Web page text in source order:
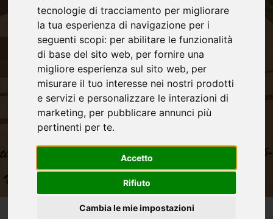
tecnologie di tracciamento per migliorare
la tua esperienza di navigazione per i
seguenti scopi: per abilitare le funzionalità
di base del sito web, per fornire una
migliore esperienza sul sito web, per
misurare il tuo interesse nei nostri prodotti
e servizi e personalizzare le interazioni di
marketing, per pubblicare annunci più
pertinenti per te.
Accetto
Rifiuto
Cambia le mie impostazioni